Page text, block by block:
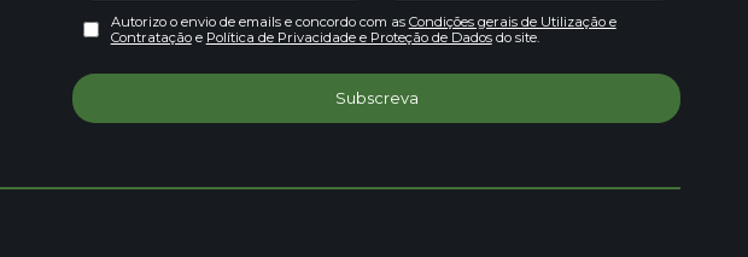
Autorizo o envio de emails e concordo com as Condições gerais de Utilização e
Contrataçãoe Política de Privacidade e Proteção de Dadosdo site.